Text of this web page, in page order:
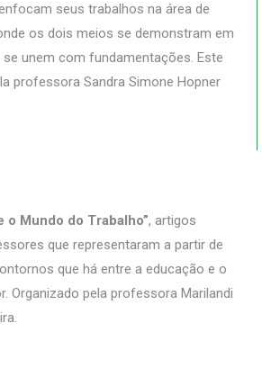
seus trabalhos na área de
os dois meios se demonstram em
se unem com fundamentações. Este
professora Sandra Simone Hopner
o Mundo do Trabalho”, artigos
que representaram a partir de
que há entre a educação e o
Organizado pela professora Marilandi